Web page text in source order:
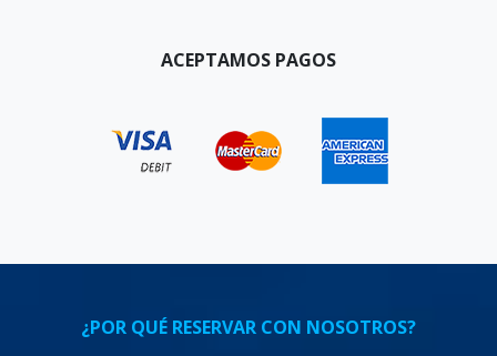
ACEPTAMOS PAGOS
¿POR QUÉ RESERVAR CON NOSOTROS?